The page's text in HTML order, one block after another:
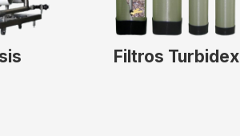
Filtros Turbidex